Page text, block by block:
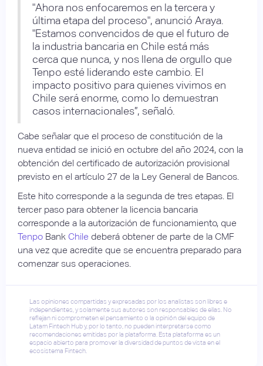
"Ahora nos enfocaremos en la tercera y
última etapa del proceso", anunció Araya.
"Estamos convencidos de que el futuro de
la industria bancaria en Chile está más
cerca que nunca, y nos llena de orgullo que
Tenpo esté liderando este cambio. El
impacto positivo para quienes vivimos en
Chile será enorme, como lo demuestran
casos internacionales”, señaló.
Cabe señalar que el proceso de constitución de la
nueva entidad se inició en octubre del año 2024, con la
obtención del certificado de autorización provisional
previsto en el artículo 27 de la Ley General de Bancos.
Este hito corresponde a la segunda de tres etapas. El
tercer paso para obtener la licencia bancaria
corresponde a la autorización de funcionamiento, que
Tenpo Bank Chile deberá obtener de parte de la CMF
una vez que acredite que se encuentra preparado para
comenzar sus operaciones.
Las opiniones compartidas y expresadas por los analistas son libres e
independientes, y solamente sus autores son responsables de ellas. No
reflejan ni comprometen el pensamiento o la opinión del equipo de
Latam Fintech Hub y, por lo tanto, no pueden interpretarse como
recomendaciones emitidas por la plataforma. Esta plataforma es un
espacio abierto para promover la diversidad de puntos de vista en el
ecosistema Fintech.